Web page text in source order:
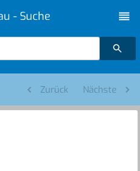
- Suche
Zurück Nächste